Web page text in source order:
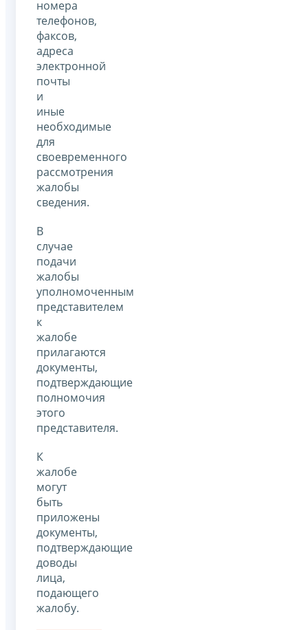
номера
телефонов,
факсов,
адреса
электронной
почты
и
иные
необходимые
для
своевременного
рассмотрения
жалобы
сведения.
В
случае
подачи
жалобы
уполномоченным
представителем
к
жалобе
прилагаются
документы,
подтверждающие
полномочия
этого
представителя.
К
жалобе
могут
быть
приложены
документы,
подтверждающие
доводы
лица,
подающего
жалобу.